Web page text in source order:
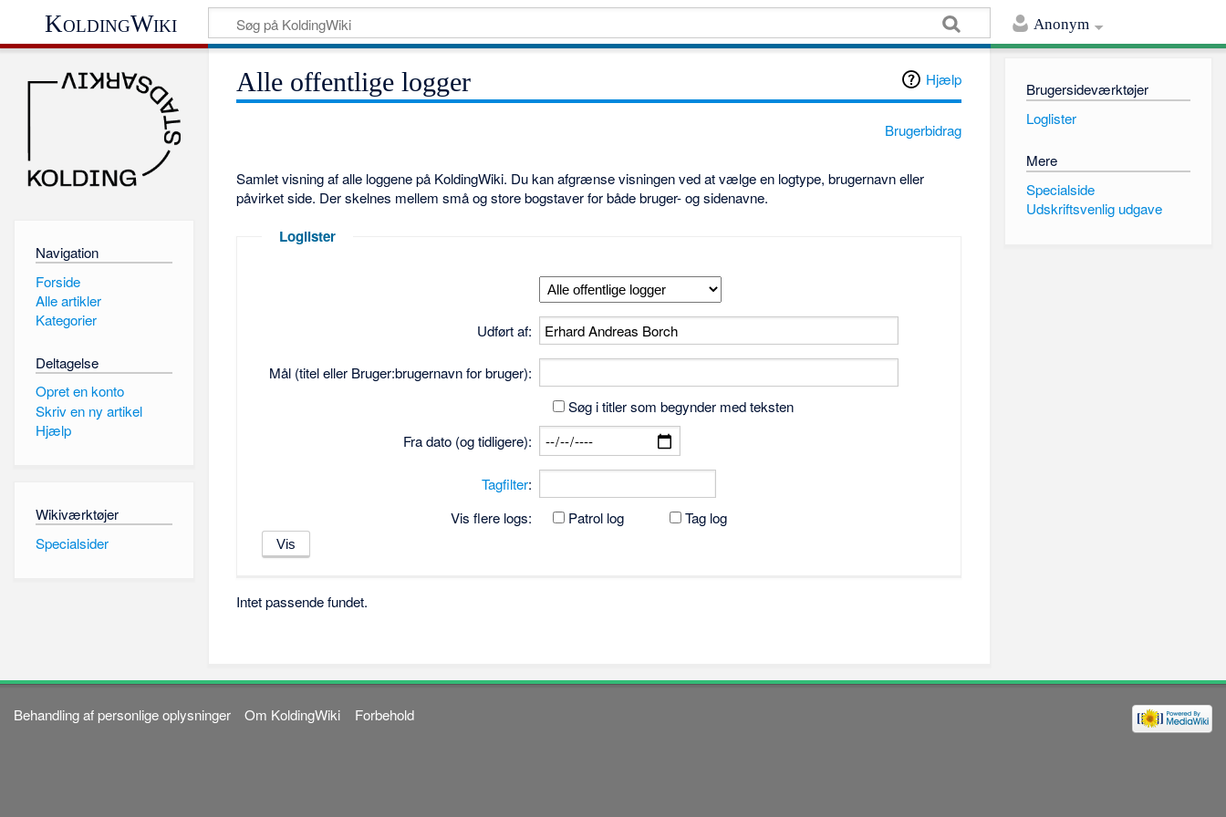
Anonym
KoldingWiki
Hjælp
Alle offentlige logger
Brugerbidrag
Samlet visning af alle loggene på KoldingWiki. Du kan afgrænse visningen ved at vælge en logtype, brugernavn eller
påvirket side. Der skelnes mellem små og store bogstaver for både bruger- og sidenavne.
Loglister
Udført af:
Mål (titel eller Bruger:brugernavn for bruger):
Søg i titler som begynder med teksten
Fra dato (og tidligere):
Tagfilter:
Vis flere logs:
Patrol log Tag log
Intet passende fundet.
Navigation
Forside
Alle artikler
Kategorier
Deltagelse
Opret en konto
Skriv en ny artikel
Hjælp
Wikiværktøjer
Specialsider
Brugersideværktøjer
Loglister
Mere
Specialside
Udskriftsvenlig udgave
Behandling af personlige oplysninger Om KoldingWiki Forbehold